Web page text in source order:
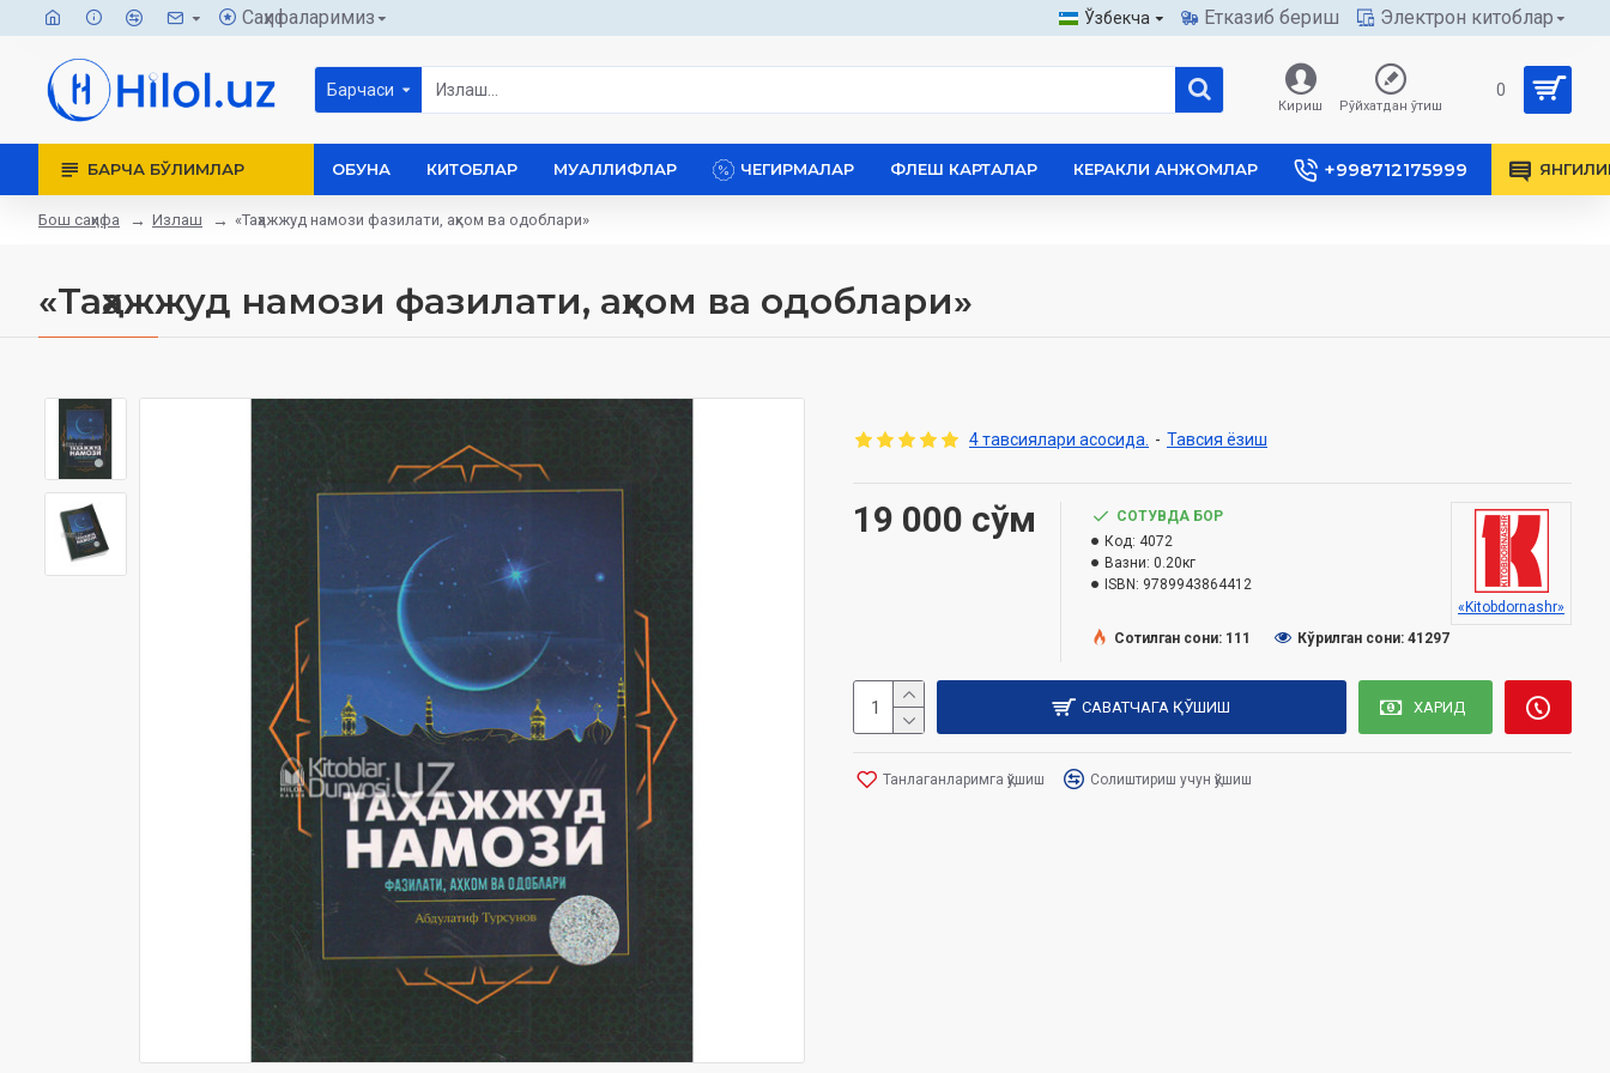
Саҳифаларимиз Ўзбекча Етказиб бериш Электрон китоблар
Барчаси
Кириш Рўйхатдан ўтиш
0
БАРЧА БЎЛИМЛАР ОБУНА КИТОБЛАР МУАЛЛИФЛАР ЧЕГИРМАЛАР ФЛЕШ КАРТАЛАР КЕРАКЛИ АНЖОМЛАР +998712175999
Бош саҳифа Излаш «Таҳажжуд намози фазилати, аҳком ва одоблари»
«Таҳажжуд намози фазилати, аҳком ва одоблари»
4 тавсиялари асосида. - Тавсия ёзиш
19 000 сўм
СОТУВДА БОР
Код: 4072
Вазни: 0.20кг
ISBN: 9789943864412
«Kitobdornashr»
Сотилган сони: 111
Кўрилган сони: 41297
САВАТЧАГА ҚЎШИШ ХАРИД
Танлаганларимга қўшиш Солиштириш учун қўшиш